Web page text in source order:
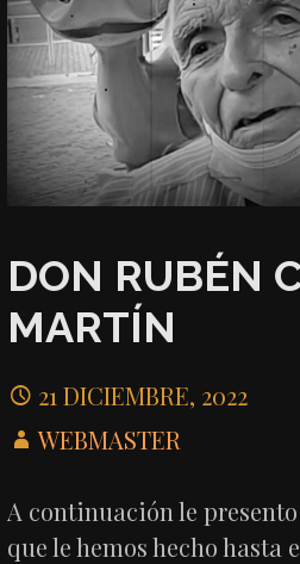
DON RUBÉN
MARTÍN
21 DICIEMBRE, 2022
WEBMASTER
A continuación le
que le hemos hecho hasta